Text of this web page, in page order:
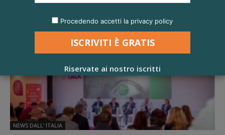
NEWS DALL' ITALIA
Procedendo accetti la privacy policy
Riservate ai nostro iscritti